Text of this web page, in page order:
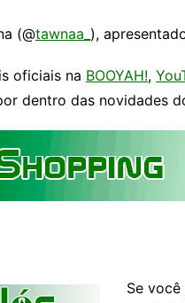
(@tawnaa_ ),
oficiais na BOOYAH!,
dentro das novidades
Se